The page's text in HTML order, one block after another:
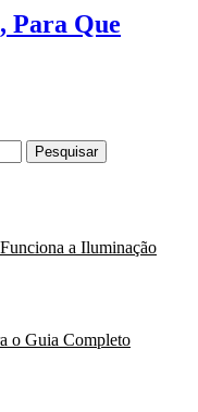
Para Que
Pesquisar
a Iluminação
o Guia Completo